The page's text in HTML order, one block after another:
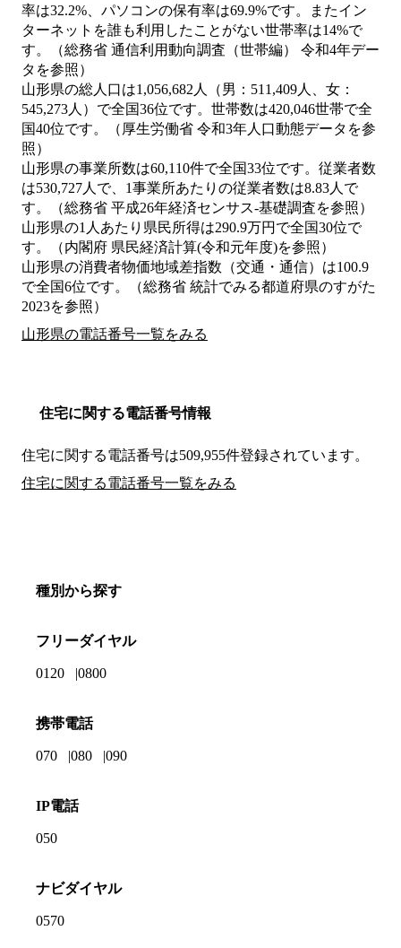
率は32.2%、パソコンの保有率は69.9%です。またイン
ターネットを誰も利用したことがない世帯率は14%で
す。（総務省 通信利用動向調査（世帯編） 令和4年デー
タを参照）
山形県の総人口は1,056,682人（男：511,409人、女：
545,273人）で全国36位です。世帯数は420,046世帯で全
国40位です。（厚生労働省 令和3年人口動態データを参
照）
山形県の事業所数は60,110件で全国33位です。従業者数
は530,727人で、1事業所あたりの従業者数は8.83人で
す。（総務省 平成26年経済センサス‐基礎調査を参照）
山形県の1人あたり県民所得は290.9万円で全国30位で
す。（内閣府 県民経済計算(令和元年度)を参照）
山形県の消費者物価地域差指数（交通・通信）は100.9
で全国6位です。（総務省 統計でみる都道府県のすがた
2023を参照）
山形県の電話番号一覧をみる
住宅に関する電話番号情報
住宅に関する電話番号は509,955件登録されています。
住宅に関する電話番号一覧をみる
種別から探す
フリーダイヤル
0120 0800
携帯電話
070 080 090
IP電話
050
ナビダイヤル
0570